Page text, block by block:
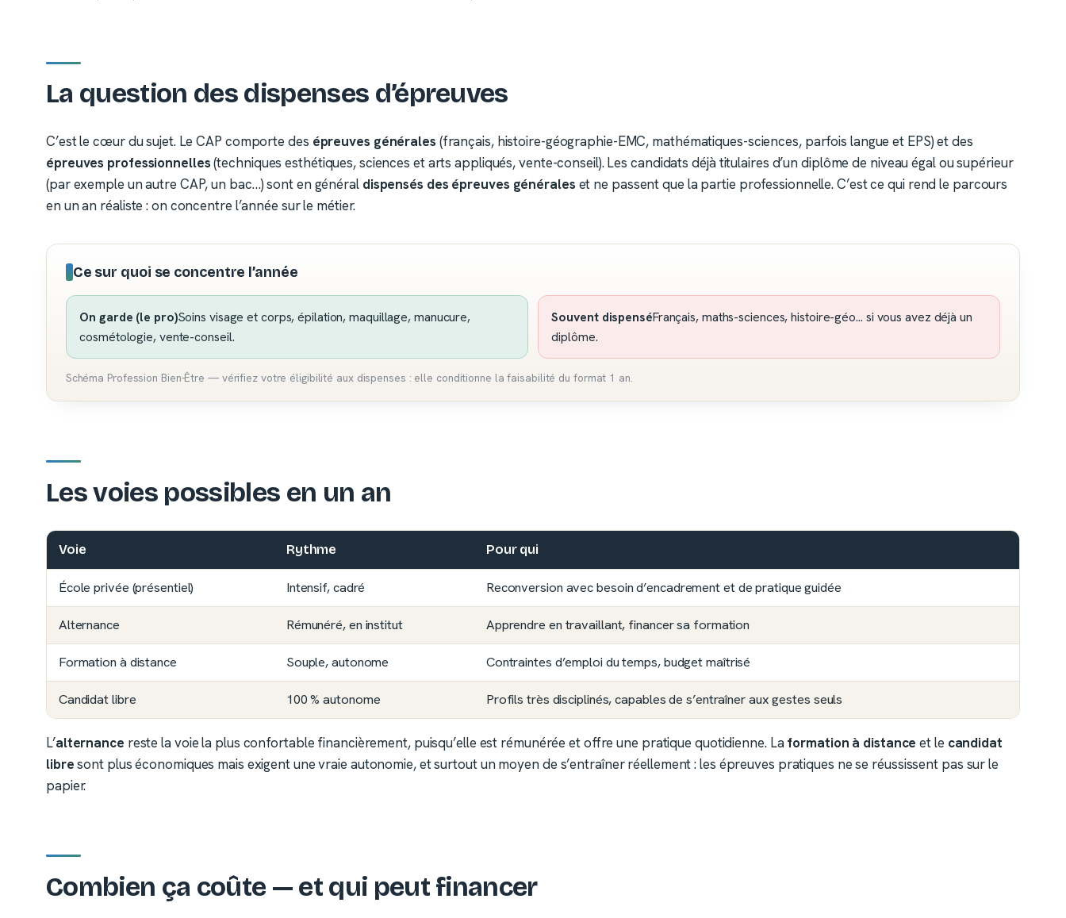
La question des dispenses d’épreuves
C’est le cœur du sujet. Le CAP comporte des épreuves générales (français, histoire-géographie-EMC, mathématiques-sciences, parfois langue et EPS) et des
épreuves professionnelles(techniques esthétiques, sciences et arts appliqués, vente-conseil). Les candidats déjà titulaires d’un diplôme de niveau égal ou supérieur
(par exemple un autre CAP, un bac…) sont en général dispensés des épreuves générales et ne passent que la partie professionnelle. C’est ce qui rend le parcours
en un an réaliste : on concentre l’année sur le métier.
Ce sur quoi se concentre l’année
On garde (le pro)Soins visage et corps, épilation, maquillage, manucure,
cosmétologie, vente-conseil.
Souvent dispenséFrançais, maths-sciences, histoire-géo… si vous avez déjà un
diplôme.
Schéma Profession Bien-Être — vérifiez votre éligibilité aux dispenses : elle conditionne la faisabilité du format 1 an.
Les voies possibles en un an
Voie Rythme Pour qui
École privée (présentiel) Intensif, cadré Reconversion avec besoin d’encadrement et de pratique guidée
Alternance Rémunéré, en institut Apprendre en travaillant, financer sa formation
Formation à distance Souple, autonome Contraintes d’emploi du temps, budget maîtrisé
Candidat libre 100 % autonome Profils très disciplinés, capables de s’entraîner aux gestes seuls
L’alternance reste la voie la plus confortable financièrement, puisqu’elle est rémunérée et offre une pratique quotidienne. Laformation à distance et le candidat
libresont plus économiques mais exigent une vraie autonomie, et surtout un moyen de s’entraîner réellement : les épreuves pratiques ne se réussissent pas sur le
papier.
Combien ça coûte — et qui peut financer